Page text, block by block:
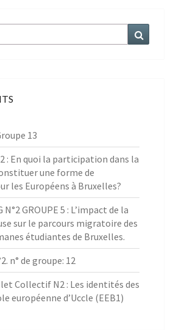
13
: En quoi la participation dans la
une forme de
les Européens à Bruxelles?
N°2 GROUPE 5 : L’impact de la
sur le parcours migratoire des
étudiantes de Bruxelles.
n° de groupe: 12
Collectif N2 : Les identités des
européenne d’Uccle (EEB1)